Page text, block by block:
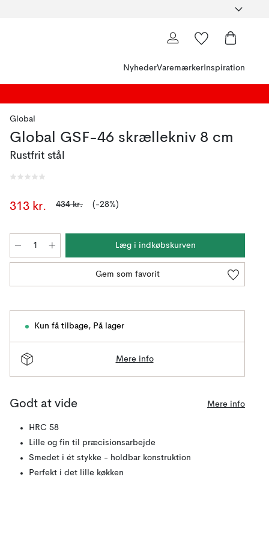
NyhederVaremærker Inspiration
Global
Global GSF-46 skrællekniv 8 cm
Rustfrit stål
313 kr. 434 kr. (-28%)
Læg i indkøbskurven
Gem som favorit
Kun få tilbage, På lager
Mere info
Godt at vide Mere info
HRC 58
Lille og fin til præcisionsarbejde
Smedet i ét stykke - holdbar konstruktion
Perfekt i det lille køkken